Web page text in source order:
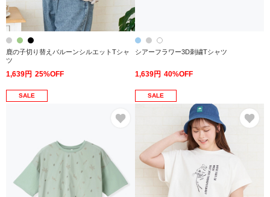
鹿の子切り替えバルーンシルエットTシャ
ツ
1,639円 25%OFF
シアーフラワー3D刺繍Tシャツ
1,639円 40%OFF
SALE SALE